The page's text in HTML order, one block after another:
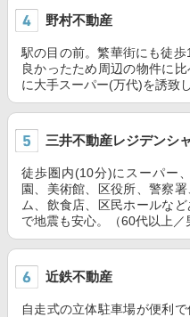
野村不動産
駅の目の前。繁華街にも徒
良かったため周辺の物件に
に大手スーパー(万代)を誘致
三井不動産レジデンシ
徒歩圏内(10分)にスーパー
園、美術館、区役所、警察
ム、飲食店、区民ホールな
で地震も安心。（60代以上／
近鉄不動産
自走式の立体駐車場が便利